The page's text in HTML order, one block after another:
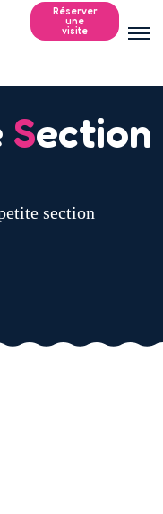
Réserver
une
visite
section
Section